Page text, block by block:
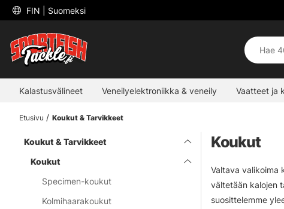
FIN | Suomeksi
Kalastusvälineet Veneilyelektroniikka & veneily Vaatteet ja
Etusivu Koukut & Tarvikkeet
Koukut & Tarvikkeet
Koukut
Specimen-koukut
Kolmihaarakoukut
Koukut
Valtava valikoima
vältetään kalojen
suosittelemme